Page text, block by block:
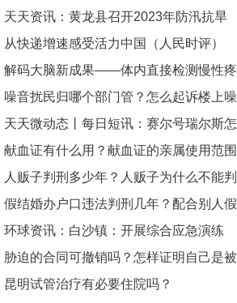
民“致富伞”
天天资讯：黄龙县召开2023年防汛抗旱
工作会议
从快递增速感受活力中国（人民时评）
动态焦点
解码大脑新成果——体内直接检测慢性疼
痛首次实现
噪音扰民归哪个部门管？怎么起诉楼上噪
音扰民？
天天微动态丨每日短讯：赛尔号瑞尔斯怎
么获得_赛尔号瑞尔斯
献血证有什么用？献血证的亲属使用范围
是什么？
人贩子判刑多少年？人贩子为什么不能判
死刑呢？
假结婚办户口违法判刑几年？配合别人假
结婚有什么影响？
环球资讯：白沙镇：开展综合应急演练
提升抢险能力
胁迫的合同可撤销吗？怎样证明自己是被
强迫签字的？
昆明试管治疗有必要住院吗？